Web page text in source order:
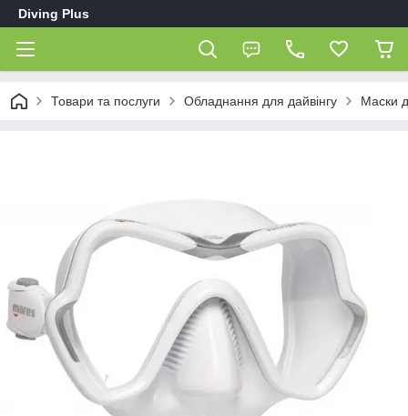
Diving Plus
Товари та послуги Обладнання для дайвінгу Маски